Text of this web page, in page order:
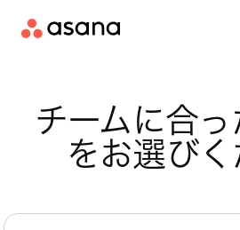
セールスチームに問い
チームに合
をお選び